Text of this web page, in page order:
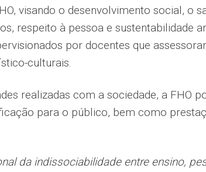
visando o desenvolvimento social, o
respeito à pessoa e sustentabilidade
por docentes que
culturais.
realizadas com a sociedade, a FHO
para o público, bem como
da indissociabilidade entre ensino,